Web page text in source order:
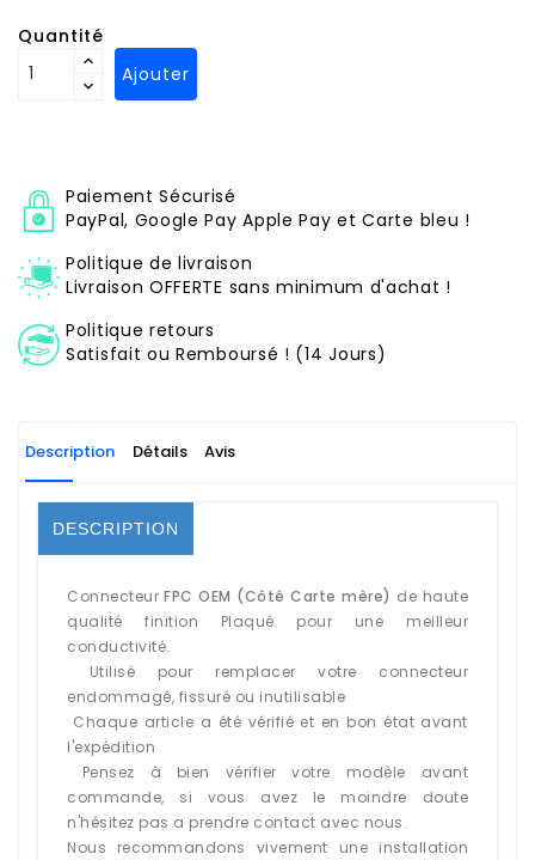
Quantité
Ajouter
Paiement Sécurisé
PayPal, Google Pay Apple Pay et Carte bleu !
Politique de livraison
Livraison OFFERTE sans minimum d'achat !
Politique retours
Satisfait ou Remboursé ! (14 Jours)
Description Détails Avis
DESCRIPTION
Connecteur FPC OEM (Côté Carte mère) de haute
qualité finition Plaqué pour une meilleur
conductivité.
Utilisé pour remplacer votre connecteur
endommagé, fissuré ou inutilisable
Chaque article a été vérifié et en bon état avant
l'expédition
Pensez à bien vérifier votre modèle avant
commande, si vous avez le moindre doute
n'hésitez pas a prendre contact avec nous.
Nous recommandons vivement une installation